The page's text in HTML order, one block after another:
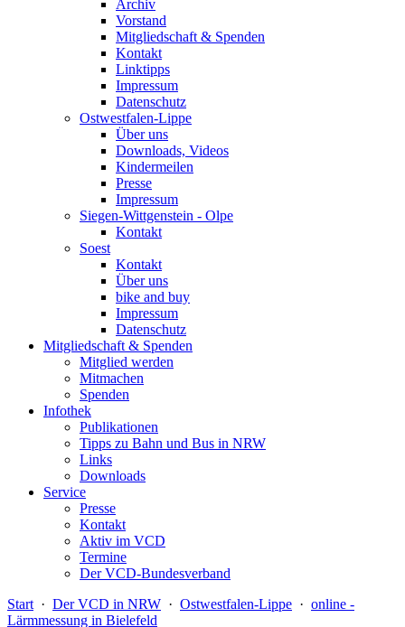
Archiv
Vorstand
Mitgliedschaft & Spenden
Kontakt
Linktipps
Impressum
Datenschutz
Ostwestfalen-Lippe
Über uns
Downloads, Videos
Kindermeilen
Presse
Impressum
Siegen-Wittgenstein - Olpe
Kontakt
Soest
Kontakt
Über uns
bike and buy
Impressum
Datenschutz
Mitgliedschaft & Spenden
Mitglied werden
Mitmachen
Spenden
Infothek
Publikationen
Tipps zu Bahn und Bus in NRW
Links
Downloads
Service
Presse
Kontakt
Aktiv im VCD
Termine
Der VCD-Bundesverband
Start · Der VCD in NRW · Ostwestfalen-Lippe · online -
Lärmmessung in Bielefeld